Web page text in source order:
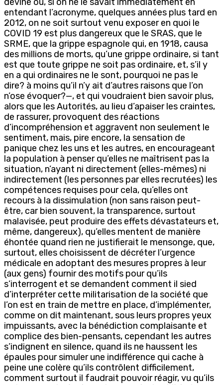
entendant l’acronyme, quelques années plus tard en
2012, on ne soit surtout venu exposer en quoi le
COVID 19 est plus dangereux que le SRAS, que le
SRME, que la grippe espagnole qui, en 1918, causa
des millions de morts, qu’une grippe ordinaire, si tant
est que toute grippe ne soit pas ordinaire, et, s’il y
en a qui ordinaires ne le sont, pourquoi ne pas le
dire? à moins qu’il n’y ait d’autres raisons que l’on
n’ose évoquer?—, et qui voudraient bien savoir plus,
alors que les Autorités, au lieu d’apaiser les craintes,
de rassurer, provoquent des réactions
d’incompréhension et aggravent non seulement le
sentiment, mais, pire encore, la sensation de
panique chez les uns et les autres, en encourageant
la population à penser qu’elles ne maîtrisent pas la
situation, n’ayant ni directement (elles-mêmes) ni
indirectement (les personnes par elles recrutées) les
compétences requises pour cela, qu’elles ont
recours à la dissimulation (non sans raison peut-
être, car bien souvent, la transparence, surtout
malavisée, peut produire des effets dévastateurs et,
même, dangereux), qu’elles mentent de manière
éhontée quand rien ne justifierait le mensonge, que,
surtout, elles choisissent de décréter l’urgence
médicale en adoptant des mesures propres à leur
(aux gens) fournir des motifs pour qu’ils
s’interrogent et se demandent comment il sied
d’interpréter cette militarisation de la société que
l’on est en train de mettre en place, d’implémenter,
comme on dit maintenant, sous leurs propres yeux
impuissants, avec la bénédiction complaisante et
complice des bien-pensants, cependant les autres
s’indignent en silence, quand ils ne haussent les
épaules pour simuler une indifférence qui cache à
peine une colère qu’ils contrôlent difficilement,
comment surtout il faudrait pouvoir réagir, vu qu’ils